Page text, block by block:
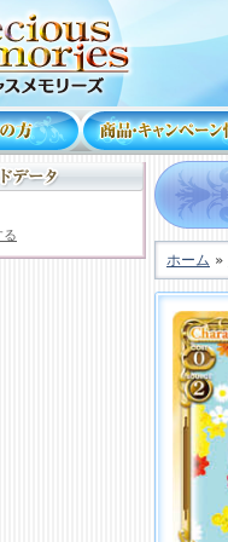
る
ホーム »